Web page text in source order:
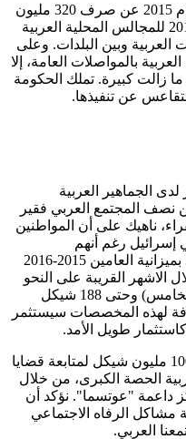
تقاعست وزارة المواصلات خلال العام 2015 عن صرف 320 مليون
شيكل خصصت في السنوات 2010-2014 للمجالس المحلية العربية
وبين البلدات. وعلى
بالمواصلات العامة، إلا
ما زالت كبيرة. تملك الحكومة
عن تنفيذها.
الجماهير العربية
نصف المجتمع العربي فقير
فقراء، ناهيك على أن المواطنين
في إسرائيل رغم أنهم
يشكلون أقل من 21% من المواطنين. بميزانية العامين 2015-2016
الاشهر القريبة على النحو
التالي: بين 150 شيكل (للولد الأول والخامس) وحتى 188 شيكل
لهذه المخصصات سيستثمر
وتم تخصيص موارد تصل الى حوالي 100 مليون شيكل لمتابعة قضايا
الحصة الكبرى، من خلال
داعمة "عوتسما". نؤكد أن
مشاكل الرفاه الاجتماعي
العربي.